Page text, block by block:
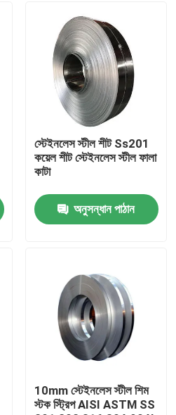
স্টেইনলেস স্টীল শীট Ss201
কয়েল শীট স্টেইনলেস স্টীল ফালা
কাটা
অনুসন্ধান পাঠান
10mm স্টেইনলেস স্টীল শিম
স্টক স্ট্রিপ AISI ASTM SS